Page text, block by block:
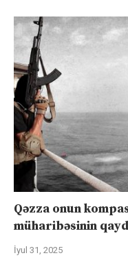
Qəzza onun
müharibəsinin
İyul 31, 2025